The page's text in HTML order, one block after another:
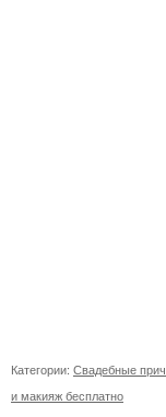
Категории: Свадебные
и макияж бесплатно